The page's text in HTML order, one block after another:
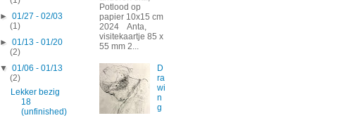
►01/27 - 02/03
(1)
►01/13 - 01/20
(2)
▼01/06 - 01/13
(2)
Lekker bezig
18
(unfinished)
Potlood op
papier 10x15 cm
2024 Anta,
visitekaartje 85 x
55 mm 2...
D
ra
wi
n
g